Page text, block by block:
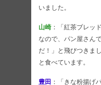
いました。
山崎：「紅茶ブレッ
なので、パン屋さん
だ！」と飛びつきま
と食べています。
豊田 ：「きな粉揚げ